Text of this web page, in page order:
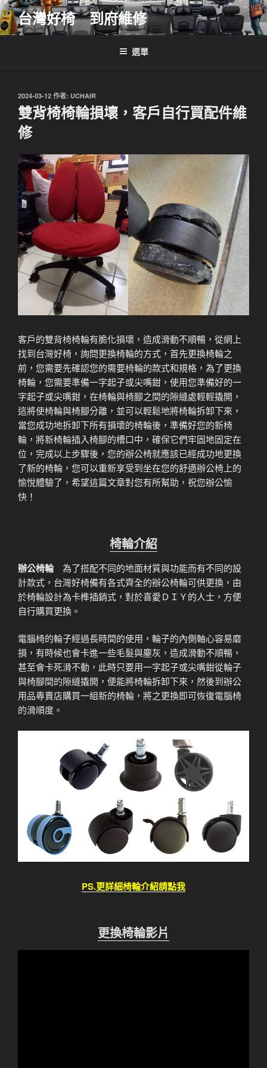
跳
至
主
台灣好椅 到府維修
選單
發
佈
於
2024-03-12 作者: UCHAIR
雙背椅椅輪損壞，客戶自行買配件維
修
客戶的雙背椅椅輪有脆化損壞，造成滑動不順暢，從網上
找到台灣好椅，詢問更換椅輪的方式，首先更換椅輪之
前，您需要先確認您的需要椅輪的款式和規格，為了更換
椅輪，您需要準備一字起子或尖嘴鉗，使用您準備好的一
字起子或尖嘴鉗，在椅輪與椅腳之間的隙縫處輕輕撬開，
這將使椅輪與椅腳分離，並可以輕鬆地將椅輪拆卸下來，
當您成功地拆卸下所有損壞的椅輪後，準備好您的新椅
輪，將新椅輪插入椅腳的槽口中，確保它們牢固地固定在
位， 完成以上步驟後，您的辦公椅就應該已經成功地更換
了新的椅輪，您可以重新享受到坐在您的舒適辦公椅上的
愉悅體驗了，希望這篇文章對您有所幫助，祝您辦公愉
快！
椅輪介紹
辦公椅輪為了搭配不同的地面材質與功能而有不同的設
計款式，台灣好椅備有各式齊全的辦公椅輪可供更換，由
於椅輪設計為卡榫插銷式，對於喜愛ＤＩＹ的人士，方便
自行購買更換。
電腦椅的輪子經過長時間的使用，輪子的內側軸心容易磨
損，有時候也會卡進一些毛髮與塵灰，造成滑動不順暢，
甚至會卡死滑不動，此時只要用一字起子或尖嘴鉗從輪子
與椅腳間的隙縫撬開，便能將椅輪拆卸下來，然後到辦公
用品專賣店購買一組新的椅輪，將之更換即可恢復電腦椅
的滑順度。
PS.更詳細椅輪介紹請點我
更換椅輪影片